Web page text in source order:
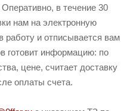
в течение 30
нам на электронную
работу и отписывается вам
готовит информацию: по
цене, считает доставку
оплаты счета.